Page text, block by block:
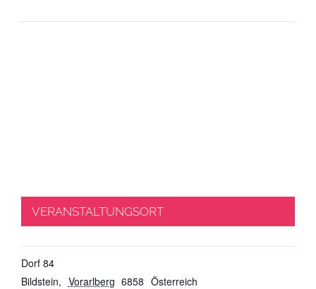
VERANSTALTUNGSORT
Dorf 84
Bildstein, Vorarlberg 6858 Österreich